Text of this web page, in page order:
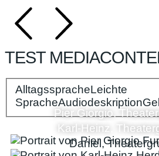
TEST
Bitte wählen Sie Ihre
AlltagsspracheLeichte
SpracheAudiodeskription
Pier Giorgio,
Karl-Heinz,